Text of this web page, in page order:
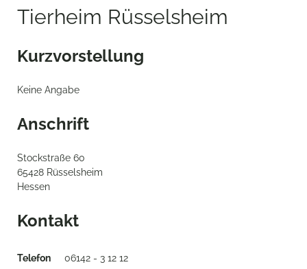
Tierheim Rüsselsheim
Kurzvorstellung
Keine Angabe
Anschrift
Stockstraße 60
65428 Rüsselsheim
Hessen
Kontakt
Telefon
06142 - 3 12 12